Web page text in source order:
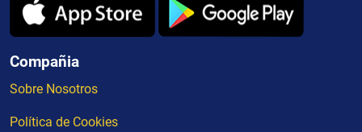
Compañia
Sobre Nosotros
Política de Cookies